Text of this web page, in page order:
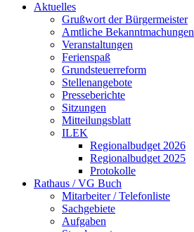
Aktuelles
Grußwort der Bürgermeister
Amtliche Bekanntmachungen
Veranstaltungen
Ferienspaß
Grundsteuerreform
Stellenangebote
Presseberichte
Sitzungen
Mitteilungsblatt
ILEK
Regionalbudget 2026
Regionalbudget 2025
Protokolle
Rathaus / VG Buch
Mitarbeiter / Telefonliste
Sachgebiete
Aufgaben